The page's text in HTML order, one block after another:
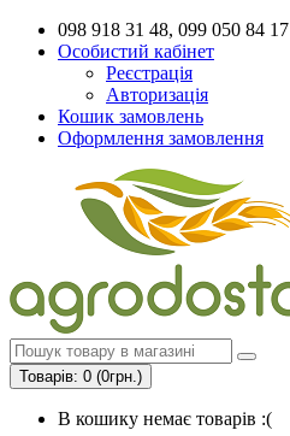
098 918 31 48, 099 050 84 17
Особистий кабінет
Реєстрація
Авторизація
Кошик замовлень
Оформлення замовлення
Товарів: 0 (0грн.)
В кошику немає товарів :(